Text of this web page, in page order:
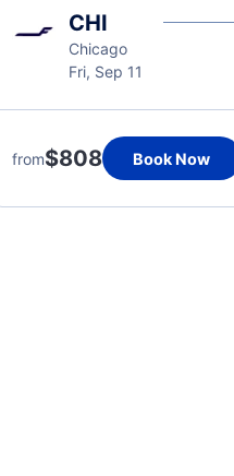
CHI
Chicago
Fri, Sep 11
from$808 Book Now